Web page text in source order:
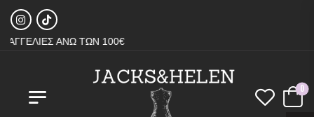
ΑΝΩ ΤΩΝ 100€
0